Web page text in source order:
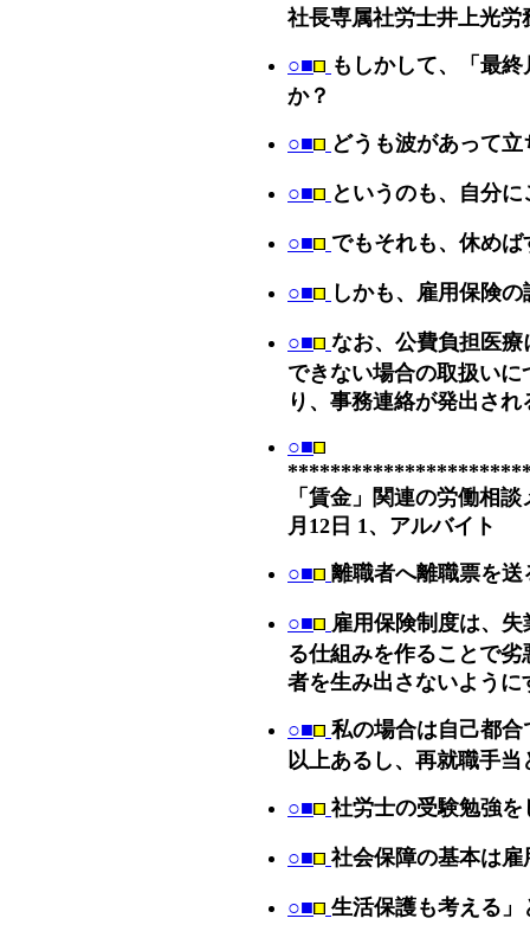
社長専属社労士井上光
○■ もしかして、「最
か？
○■ どうも波があって立
○■ というのも、自分に
○■ でもそれも、休め
○■ しかも、雇用保険
○■ なお、公費負担医
できない場合の取扱い
り、事務連絡が発出さ
○■
「賃金」関連の労働相
月12日 1、アルバイト
○■ 離職者へ離職票を
○■ 雇用保険制度は、
る仕組みを作ることで
者を生み出さないよう
○■ 私の場合は自己都
以上あるし、再就職手
○■ 社労士の受験勉強
○■ 社会保障の基本は
○■ 生活保護も考える」